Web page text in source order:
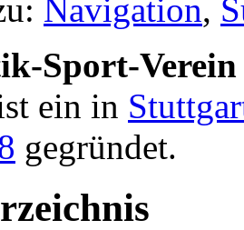
Navigation,
Sport-Verein
ein in
gegründet.